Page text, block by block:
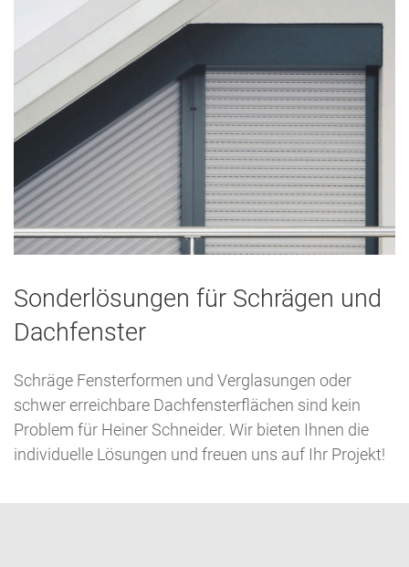
Sonderlösungen für Schrägen und
Dachfenster
Schräge Fensterformen und Verglasungen oder
schwer erreichbare Dachfensterflächen sind kein
Problem für Heiner Schneider. Wir bieten Ihnen die
individuelle Lösungen und freuen uns auf Ihr Projekt!